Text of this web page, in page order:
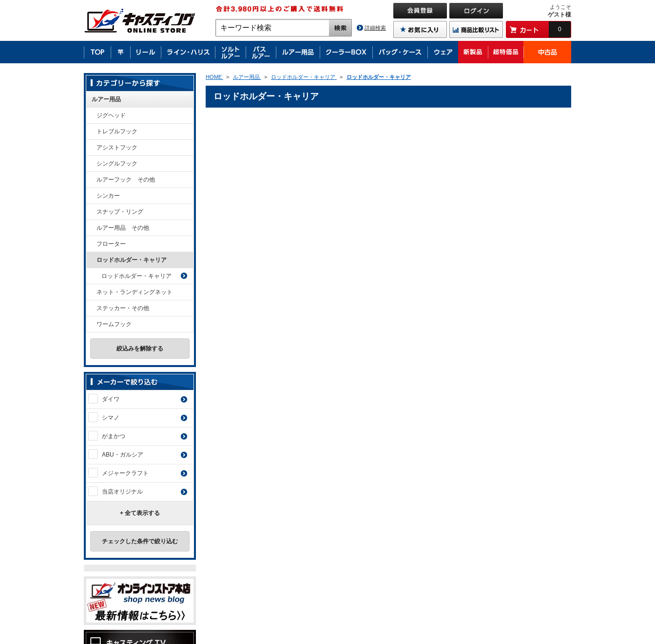
詳細検索
ようこそ
ゲスト様
0
HOME > ルアー用品 > ロッドホルダー・キャリア > ロッドホルダー・キャリア
ロッドホルダー・キャリア
ルアー用品
ジグヘッド
トレブルフック
アシストフック
シングルフック
ルアーフック その他
シンカー
スナップ・リング
ルアー用品 その他
フローター
ロッドホルダー・キャリア
ロッドホルダー・キャリア
ネット・ランディングネット
ステッカー・その他
ワームフック
絞込みを解除する
ダイワ
シマノ
がまかつ
ABU・ガルシア
メジャークラフト
当店オリジナル
+ 全て表示する
チェックした条件で絞り込む